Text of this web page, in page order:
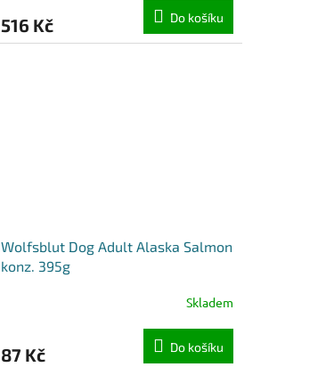
516 Kč Do košíku
Wolfsblut Dog Adult Alaska Salmon
konz. 395g
Skladem
87 Kč Do košíku